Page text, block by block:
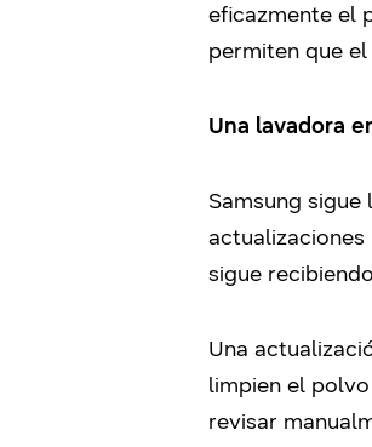
eficazmente el
permiten que
Una lavadora
Samsung
sigue
Una
limpien el
revisar